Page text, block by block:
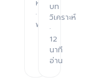
หน้า
·
ฟรี
บท
วิเคราะห์
·
12
นาที
อ่าน